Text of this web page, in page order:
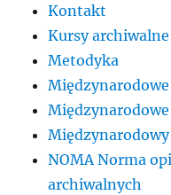
Kontakt
Kursy
Metodyka
NOMA Norma
archiwalnych